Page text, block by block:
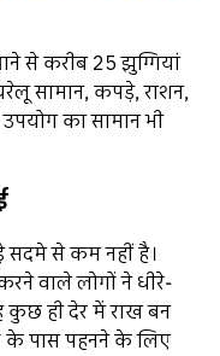
से करीब 25 झुग्गियां
सामान, कपड़े, राशन,
का सामान भी
सदमे से कम नहीं है।
वाले लोगों ने धीरे-
कुछ ही देर में राख बन
के पास पहनने के लिए